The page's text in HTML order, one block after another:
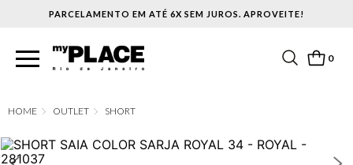
PARCELAMENTO EM ATÉ 6X SEM JUROS. APROVEITE!
0
OUTLET SHORT